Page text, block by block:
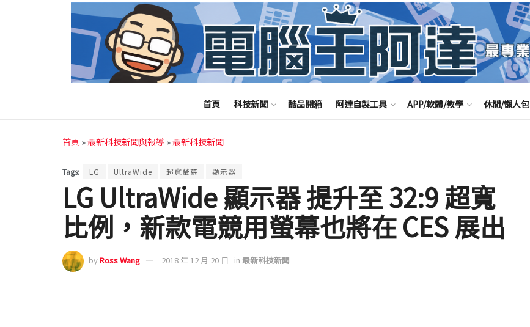
首頁 科技新聞 酷品開箱 阿達自製工具 APP/軟體/教學 休閒/懶人包
首頁 »最新科技新聞與報導 »最新科技新聞
Tags: LG UltraWide 超寬螢幕 顯示器
LG UltraWide 顯示器 提升至 32:9 超寬
比例，新款電競用螢幕也將在 CES 展出
byRoss Wang 2018 年 12 月 20 日 in 最新科技新聞